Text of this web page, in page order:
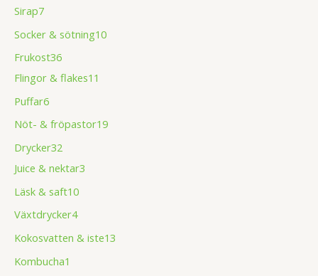
Sirap7
Socker & sötning10
Frukost36
Flingor & flakes11
Puffar6
Nöt- & fröpastor19
Drycker32
Juice & nektar3
Läsk & saft10
Växtdrycker4
Kokosvatten & iste13
Kombucha1